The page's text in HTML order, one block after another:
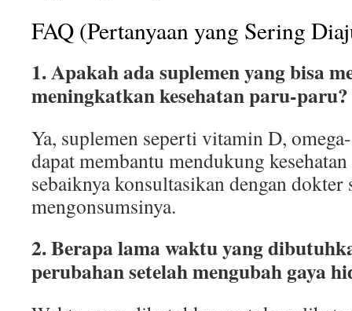
FAQ (Pertanyaan yang Sering
1. Apakah ada suplemen yang bisa
meningkatkan kesehatan paru-paru?
Ya, suplemen seperti vitamin D,
dapat membantu mendukung
sebaiknya konsultasikan dengan dokter
mengonsumsinya.
2. Berapa lama waktu yang
perubahan setelah mengubah gaya